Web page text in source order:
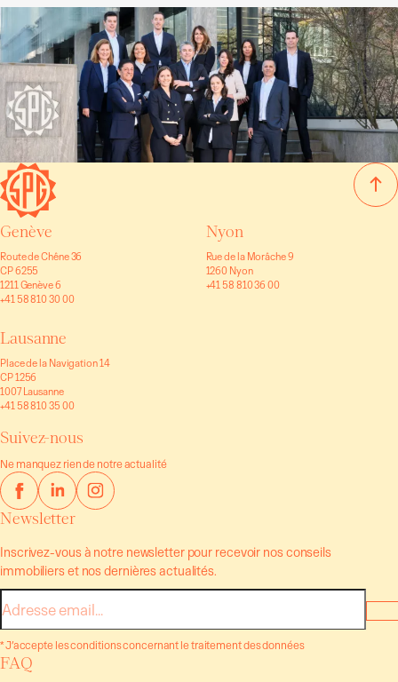
Genève
Route de Chêne 36
CP 6255
1211 Genève 6
+41 58 810 30 00
Nyon
Rue de la Morâche 9
1260 Nyon
+41 58 810 36 00
Lausanne
Place de la Navigation 14
CP 1256
1007 Lausanne
+41 58 810 35 00
Suivez-nous
Ne manquez rien de notre actualité
Newsletter
Inscrivez-vous à notre newsletter pour recevoir nos conseils
immobiliers et nos dernières actualités.
E-
mail
* J’accepte les conditions concernant le traitement des données
FAQ